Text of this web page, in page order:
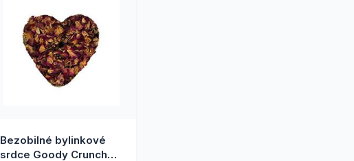
Bezobilné bylinkové
srdce Goody Crunch